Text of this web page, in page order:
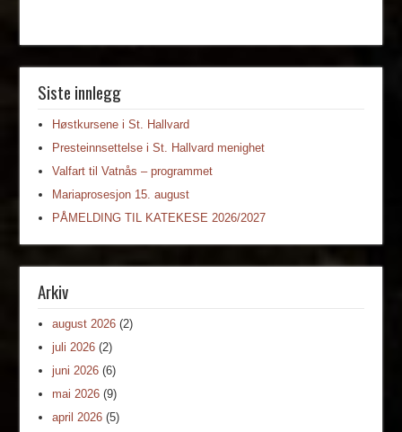
Siste innlegg
Høstkursene i St. Hallvard
Presteinnsettelse i St. Hallvard menighet
Valfart til Vatnås – programmet
Mariaprosesjon 15. august
PÅMELDING TIL KATEKESE 2026/2027
Arkiv
august 2026 (2)
juli 2026 (2)
juni 2026 (6)
mai 2026 (9)
april 2026 (5)